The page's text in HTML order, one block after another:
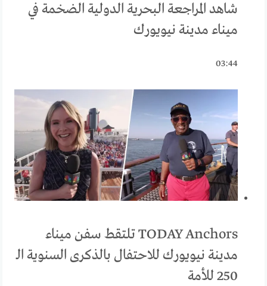
شاهد المراجعة البحرية الدولية الضخمة في
ميناء مدينة نيويورك
03:44
TODAY Anchors تلتقط سفن ميناء
مدينة نيويورك للاحتفال بالذكرى السنوية الـ
250 للأمة